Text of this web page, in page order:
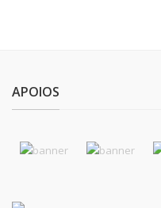
APOIOS